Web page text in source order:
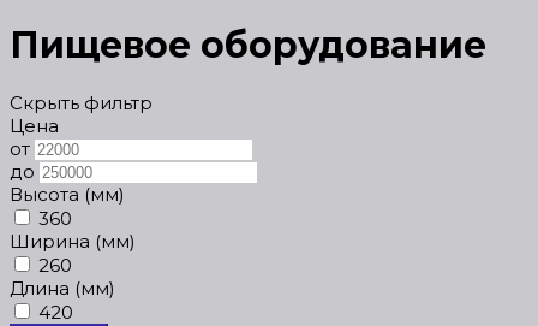
Пищевое оборудование
Скрыть фильтр
Цена
от
до
Высота (мм)
360
Ширина (мм)
260
Длина (мм)
420